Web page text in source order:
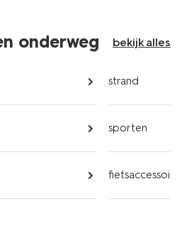
onderweg bekijk alles
strand
sporten